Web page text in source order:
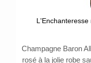
Champagne Baron
rosé à la jolie robe